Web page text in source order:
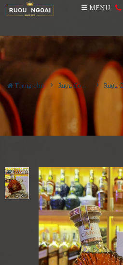
MENU
Trang chủ Rượu Cognac